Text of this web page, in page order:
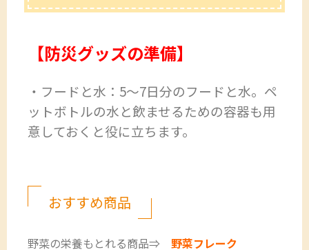
【防災グッズの準備】
・フードと水：5～7日分のフードと水。ペ
ットボトルの水と飲ませるための容器も用
意しておくと役に立ちます。
おすすめ商品
野菜の栄養もとれる商品⇒ 野菜フレーク